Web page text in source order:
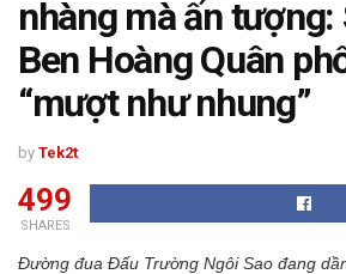
nhàng mà ấn tượng:
Ben Hoàng Quân
“mượt như nhung”
by Tek2t
499
SHARES
Đường đua Đấu Trường Ngôi Sao đang